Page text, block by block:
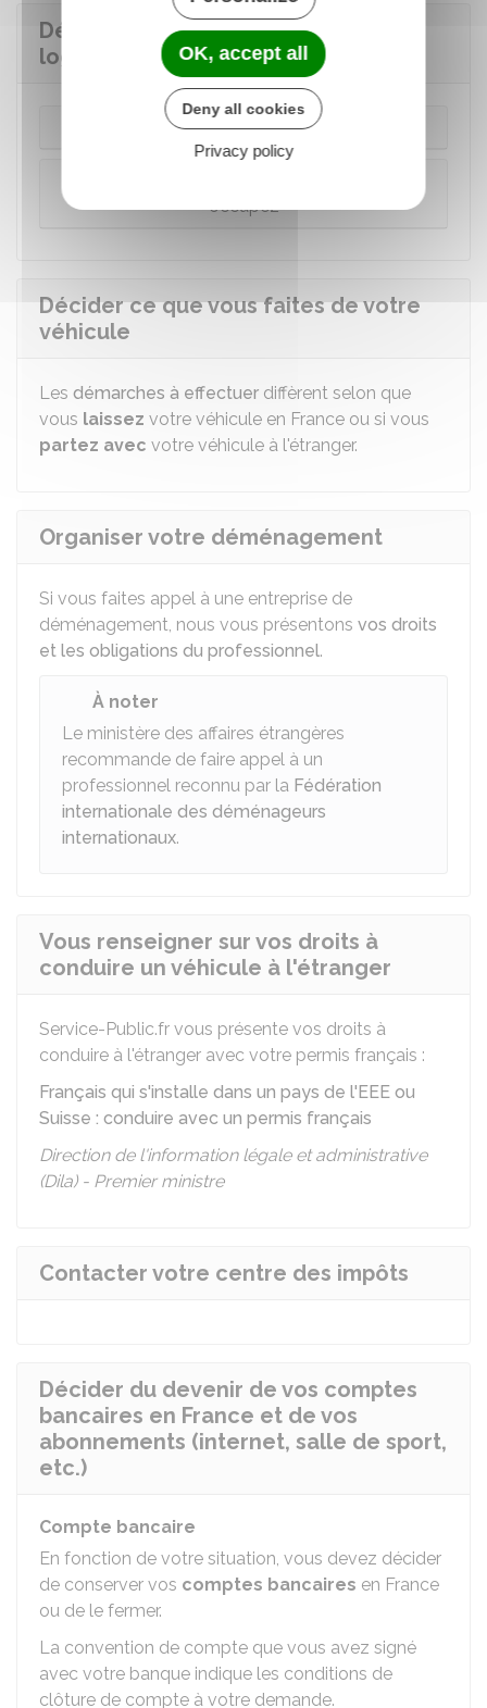
Décider ce que vous faites de votre
logement en France
Vous êtes locataire
occupez
Décider ce que vous faites de votre
véhicule
Les démarches à effectuer diffèrent selon que
vous laissez votre véhicule en France ou si vous
partez avec votre véhicule à l'étranger.
Organiser votre déménagement
Si vous faites appel à une entreprise de
déménagement, nous vous présentons vos droits
et les obligations du professionnel.
À noter
Le ministère des affaires étrangères
recommande de faire appel à un
professionnel reconnu par la Fédération
internationale des déménageurs
internationaux.
Vous renseigner sur vos droits à
conduire un véhicule à l'étranger
Service-Public.fr vous présente vos droits à
conduire à l'étranger avec votre permis français :
Français qui s'installe dans un pays de l'EEE ou
Suisse : conduire avec un permis français
Direction de l'information légale et administrative
(Dila) - Premier ministre
Contacter votre centre des impôts
Décider du devenir de vos comptes
bancaires en France et de vos
abonnements (internet, salle de sport,
etc.)
Compte bancaire
En fonction de votre situation, vous devez décider
de conserver vos comptes bancaires en France
ou de le fermer.
La convention de compte que vous avez signé
avec votre banque indique les conditions de
clôture de compte à votre demande.
OK, accept all
Deny all cookies
Privacy policy